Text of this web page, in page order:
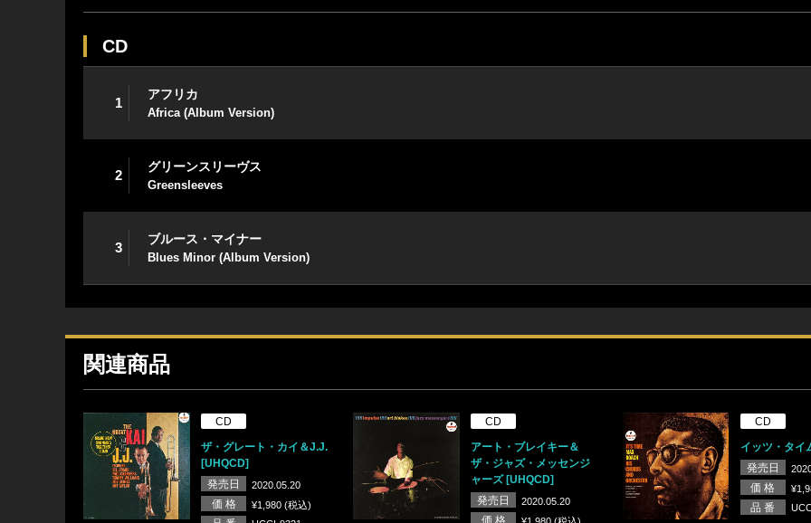
CD
1
アフリカ
Africa (Album Version)
2
グリーンスリーヴス
Greensleeves
3
ブルース・マイナー
Blues Minor (Album Version)
関連商品
CD
ザ・グレート・カイ＆J.J.
[UHQCD]
発売日
2020.05.20
価 格 ¥1,980 (税込)
CD
アート・ブレイキー＆
ザ・ジャズ・メッセンジ
ャーズ [UHQCD]
発売日
2020.05.20
価 格 ¥1,980 (税込)
CD
イッツ・タイ
発売日
価 格
品 番